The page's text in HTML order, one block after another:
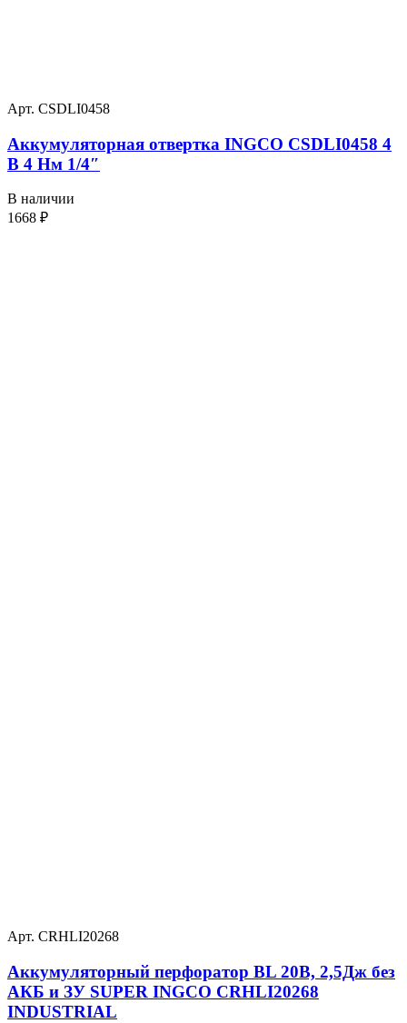
Арт. CSDLI0458
Аккумуляторная отвертка INGCO CSDLI0458 4
В 4 Нм 1/4″
В наличии
1668 ₽
Арт. CRHLI20268
Аккумуляторный перфоратор BL 20В, 2,5Дж без
АКБ и ЗУ SUPER INGCO CRHLI20268
INDUSTRIAL